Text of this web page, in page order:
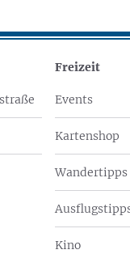
Freizeit
Events
Kartenshop
Wandertipps
Kino